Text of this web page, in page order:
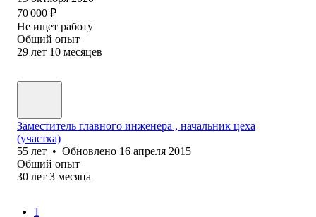
70 000 ₽
Не ищет работу
Общий опыт
29 лет 10 месяцев
Заместитель главного инженера , начальник цеха
(участка)
55 лет • Обновлено 16 апреля 2015
Общий опыт
30 лет 3 месяца
1